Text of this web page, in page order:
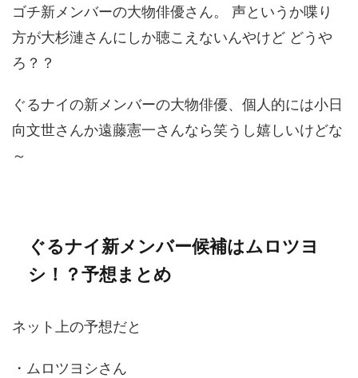
ゴチ新メンバーの大物俳優さん。 声というか喋り
方が大杉漣さんにしか聴こえないんやけど どうや
ろ？？
ぐるナイの新メンバーの大物俳優、個人的には小日
向文世さんか遠藤憲一さんなら笑うし嬉しいけどな
～
ぐるナイ新メンバー候補はムロツヨ
シ！？予想まとめ
ネット上の予想だと
・ムロツヨシさん